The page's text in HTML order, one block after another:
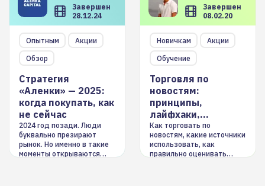
Завершен
28.12.24
Опытным
Акции
Обзор
Стратегия
«Аленки» — 2025:
когда покупать, как
не сейчас
2024 год позади. Люди
буквально презирают
рынок. Но именно в такие
моменты открываются
Завершен
08.02.20
Новичкам
Акции
Обучение
Торговля по
новостям:
принципы,
лайфхаки,
инструменты
Как торговать по
новостям, какие источники
использовать, как
правильно оценивать